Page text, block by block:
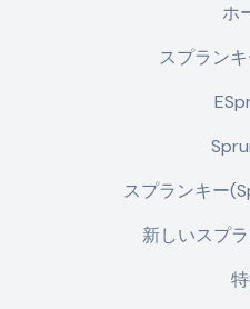
ホ
スプラン
スプランキー
新しいスプ